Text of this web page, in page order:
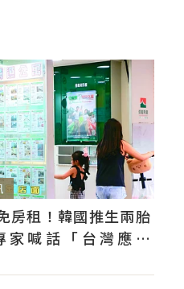
房租！韓國推生兩胎
家喊話「台灣應學